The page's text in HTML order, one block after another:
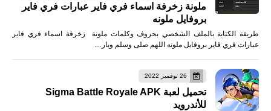
ملونة زخرفة اسماء فري فاير عبارات فري فاير
بروفايل ملونه
طريقة الكتابة بالملف الشخصي بحروف وكلمات ملونة زخرفة اسماء فري فاير
عبارات فري فاير بروفايل ملونه اللهم صلى وسلم وبار…
26 نوفمبر 2022
تحميل لعبة Sigma Battle Royale APK
للأندرويد